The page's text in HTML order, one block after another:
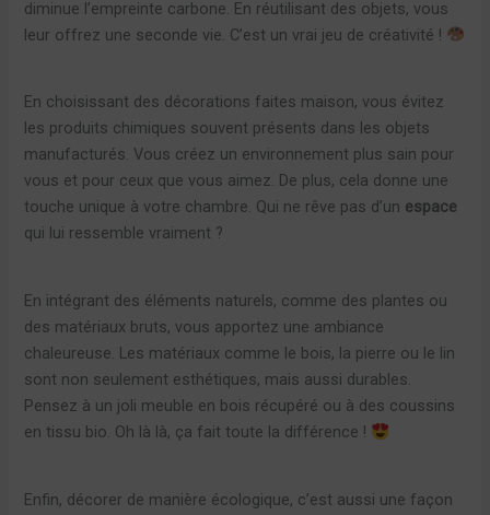
diminue l’empreinte carbone. En réutilisant des objets, vous
leur offrez une seconde vie. C’est un vrai jeu de créativité !
En choisissant des décorations faites maison, vous évitez
les produits chimiques souvent présents dans les objets
manufacturés. Vous créez un environnement plus sain pour
vous et pour ceux que vous aimez. De plus, cela donne une
touche unique à votre chambre. Qui ne rêve pas d’un espace
qui lui ressemble vraiment ?
En intégrant des éléments naturels, comme des plantes ou
des matériaux bruts, vous apportez une ambiance
chaleureuse. Les matériaux comme le bois, la pierre ou le lin
sont non seulement esthétiques, mais aussi durables.
Pensez à un joli meuble en bois récupéré ou à des coussins
en tissu bio. Oh là là, ça fait toute la différence !
Enfin, décorer de manière écologique, c’est aussi une façon